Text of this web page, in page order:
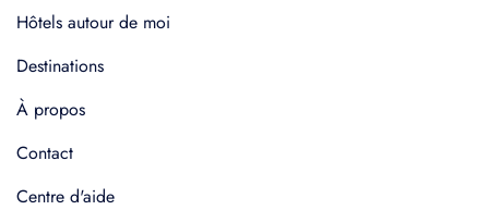
Hôtels autour de moi
Destinations
À propos
Contact
Centre d'aide